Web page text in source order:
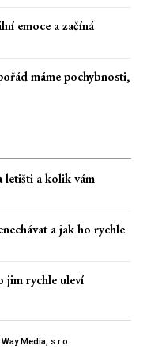
emoce a začíná
máme pochybnosti,
letišti a kolik vám
a jak ho rychle
jim rychle uleví
Media, s.r.o.